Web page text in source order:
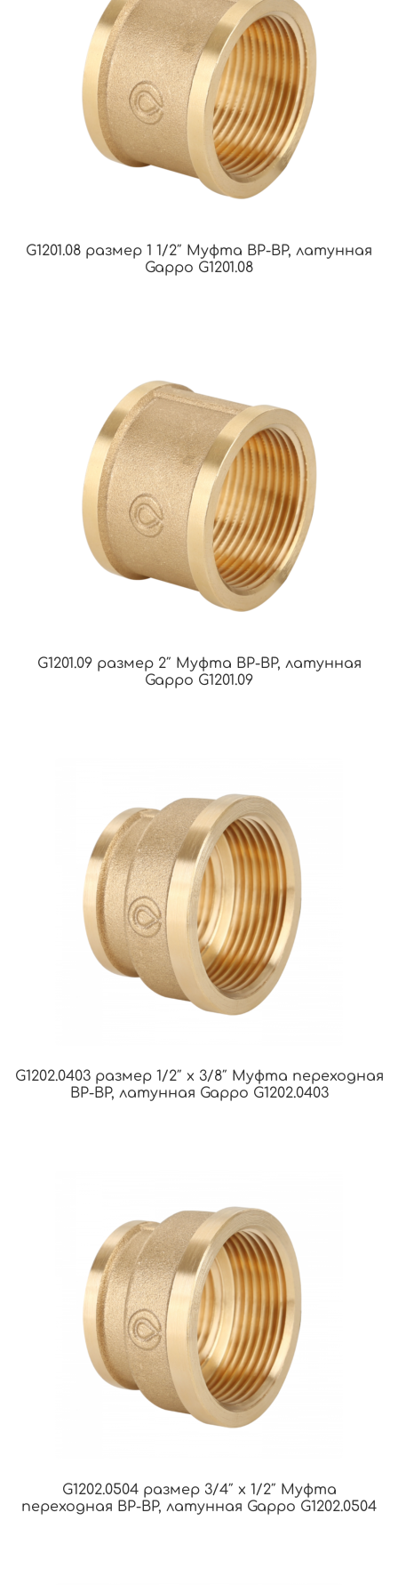
G1201.08 размер 1 1/2″ Муфта ВР-ВР, латунная
Gappo G1201.08
G1201.09 размер 2″ Муфта ВР-ВР, латунная
Gappo G1201.09
G1202.0403 размер 1/2″ х 3/8″ Муфта переходная
ВР-ВР, латунная Gappo G1202.0403
G1202.0504 размер 3/4″ х 1/2″ Муфта
переходная ВР-ВР, латунная Gappo G1202.0504